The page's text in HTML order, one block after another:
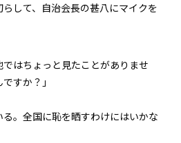
055
056
８月２４日：すべてを食い尽くす
魔獣
057
して、自治会長の甚八にマイクを
はちょっと見たことがありませ
すか？」
。全国に恥を晒すわけにはいかな